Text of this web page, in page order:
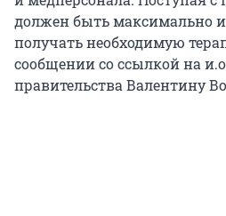
должен быть максимально
получать необходимую
сообщении со ссылкой на
правительства Валентину